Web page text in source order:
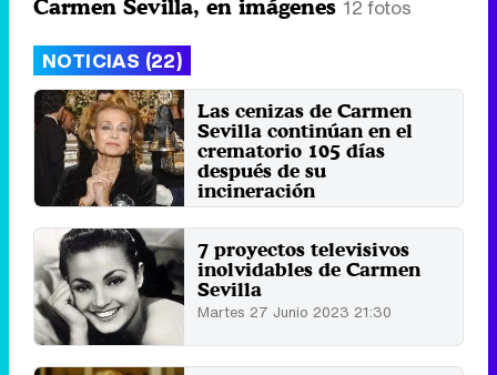
Carmen Sevilla, en imágenes 12 fotos
NOTICIAS (22)
Las cenizas de Carmen
Sevilla continúan en el
crematorio 105 días
después de su
incineración
Miércoles 11 Octubre 2023 17:53
7 proyectos televisivos
inolvidables de Carmen
Sevilla
Martes 27 Junio 2023 21:30